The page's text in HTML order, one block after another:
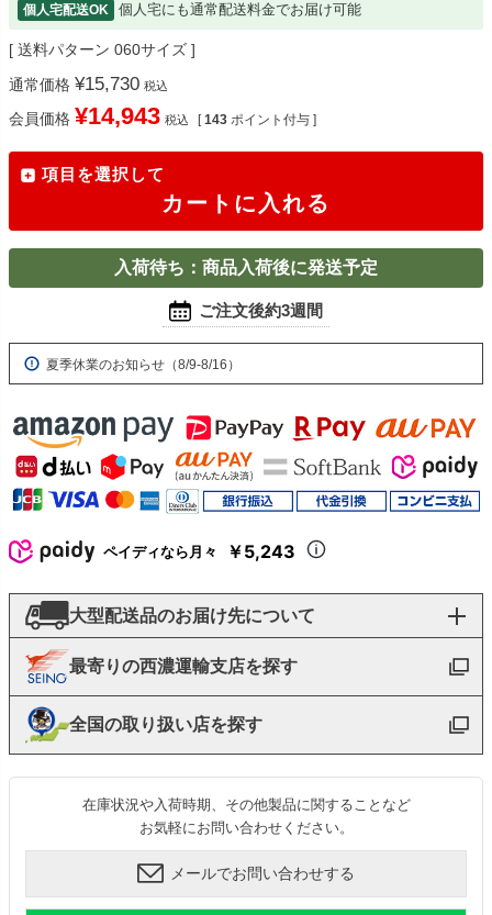
個人宅配送OK 個人宅にも通常配送料金でお届け可能
送料パターン 060サイズ
通常価格 ¥15,730 税込
会員価格 ¥14,943 税込 [ 143 ポイント付与 ]
項目を選択して
カートに入れる
入荷待ち：商品入荷後に発送予定
ご注文後約3週間
夏季休業のお知らせ（8/9-8/16）
ペイディなら月々 ￥5,243
大型配送品のお届け先について
最寄りの西濃運輸支店を探す
全国の取り扱い店を探す
在庫状況や入荷時期、その他製品に関することなど
お気軽にお問い合わせください。
メールでお問い合わせする